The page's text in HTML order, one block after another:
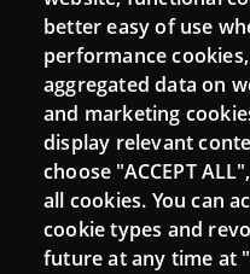
Moodle CampusLab
Connect
Contact
Newsletters
better easy of use
performance
aggregated data on
and marketing
display relevant
choose "ACCEPT
all cookies. You can
cookie types and
future at any time at